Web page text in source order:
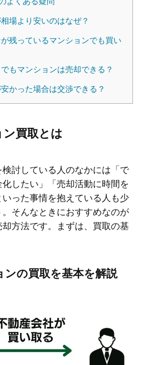
場より安いのはなぜ？
残っているマンションでも買い
もマンションは売却できる？
かった場合は交渉できる？
買取とは
討している人のなかには「で
したい」「売却活動に時間を
った事情を抱えている人も少
そんなときにおすすめなのが
却方法です。まずは、買取の基
ンの買取を基本を解説